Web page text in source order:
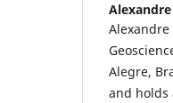
Alexandre
Alegre,
and holds